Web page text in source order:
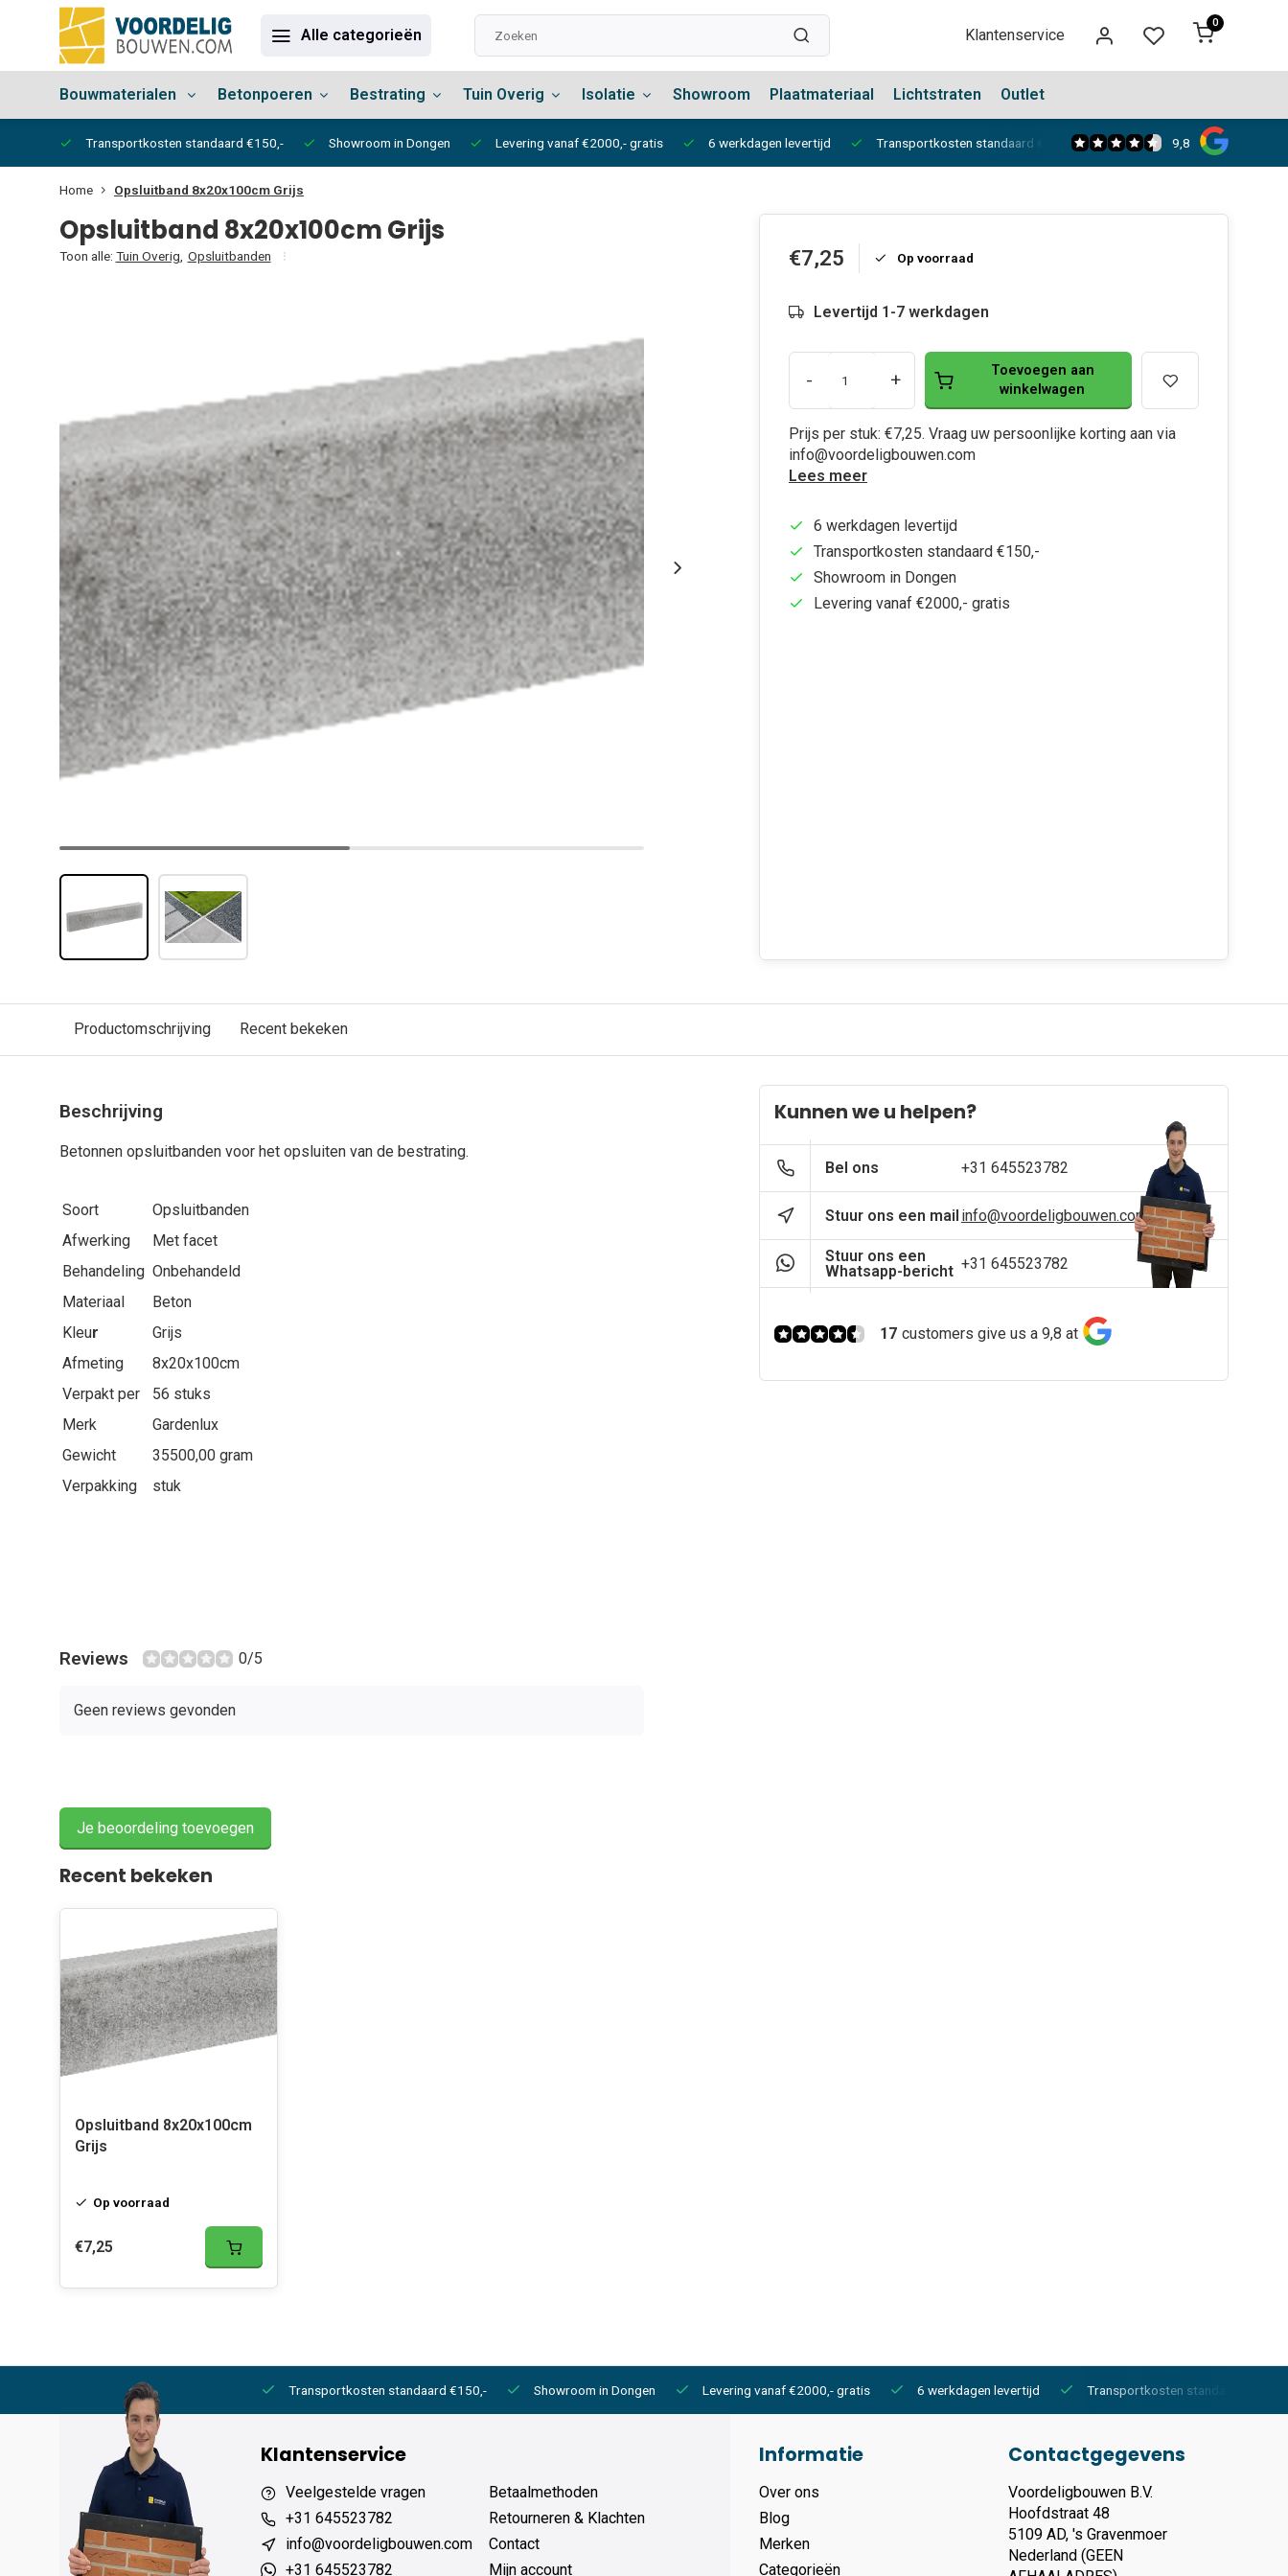
Alle categorieën Klantenservice
0
Bouwmaterialen Betonpoeren Bestrating Tuin Overig Isolatie Showroom Plaatmateriaal Lichtstraten Outlet
Transportkosten standaard €150,- Showroom in Dongen Levering vanaf €2000,- gratis 6 werkdagen levertijd Transportkosten standaard €150,- Showroom in Dongen
9,8
Home Opsluitband 8x20x100cm Grijs
Opsluitband 8x20x100cm Grijs
Toon alle: Tuin Overig Opsluitbanden €7,25 Op voorraad
Levertijd 1-7 werkdagen
- +
Toevoegen aan
winkelwagen
Prijs per stuk: €7,25. Vraag uw persoonlijke korting aan via
info@voordeligbouwen.com
Lees meer
6 werkdagen levertijd
Transportkosten standaard €150,-
Showroom in Dongen
Levering vanaf €2000,- gratis
Productomschrijving Recent bekeken
Beschrijving
Betonnen opsluitbanden voor het opsluiten van de bestrating.
Soort
Opsluitbanden
Afwerking
Met facet
Behandeling Onbehandeld
Materiaal
Beton
Kleur
Grijs
Afmeting
8x20x100cm
Verpakt per
56 stuks
Merk
Gardenlux
Gewicht
35500,00 gram
Verpakking
stuk
Reviews 0/5
Geen reviews gevonden
Je beoordeling toevoegen
Kunnen we u helpen?
Bel ons +31 645523782
Stuur ons een mail info@voordeligbouwen.com
Stuur ons een
Whatsapp-bericht +31 645523782
17 customers give us a 9,8 at
Recent bekeken
Opsluitband 8x20x100cm
Grijs
Op voorraad
€7,25
6 werkdagen levertijd Transportkosten standaard €150,- Showroom in Dongen Levering vanaf €2000,- gratis 6 werkdagen levertijd Transportkosten standaard €150,-
Klantenservice
Veelgestelde vragen
+31 645523782
info@voordeligbouwen.com
+31 645523782
Betaalmethoden
Retourneren & Klachten
Contact
Mijn account
Informatie
Over ons
Blog
Merken
Categorieën
Contactgegevens
Voordeligbouwen B.V.
Hoofdstraat 48
5109 AD, 's Gravenmoer
Nederland (GEEN